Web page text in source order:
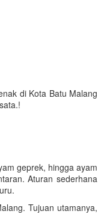
di Kota Batu Malang
geprek, hingga ayam
Aturan sederhana
Tujuan utamanya,